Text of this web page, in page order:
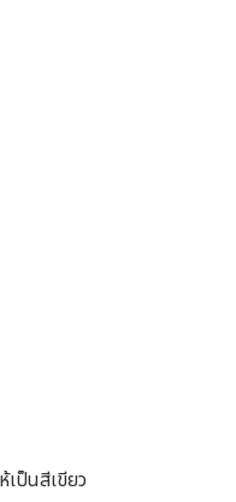
ป็นสีเขียว